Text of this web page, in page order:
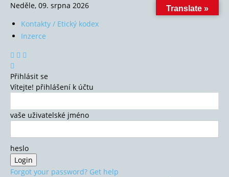
Neděle, 09. srpna 2026
Kontakty / Etický kodex
Inzerce
Přihlásit se
Vítejte! přihlášení k účtu
vaše uživatelské jméno
heslo
Forgot your password? Get help
Translate »